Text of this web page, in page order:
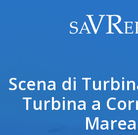
Scena di
Turbina a
Marea